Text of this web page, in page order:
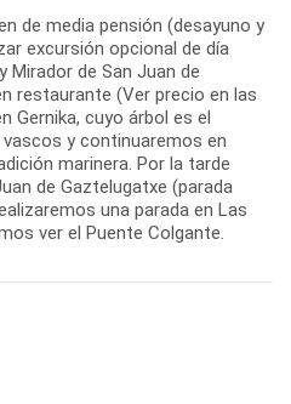
de media pensión (desayuno y
excursión opcional de día
Mirador de San Juan de
restaurante (Ver precio en las
Gernika, cuyo árbol es el
y continuaremos en
marinera. Por la tarde
de Gaztelugatxe (parada
una parada en Las
ver el Puente Colgante.